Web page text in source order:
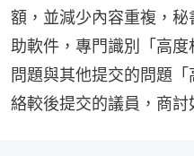
額，並減少內容重複，
助軟件，專門識別「高
問題與其他提交的問題
絡較後提交的議員，商討